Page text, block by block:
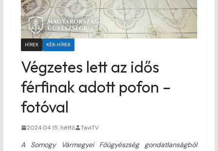
HÍREK KÉK-HÍREK
Végzetes lett az idős
férfinak adott pofon –
fotóval
2024.04.15. hétfő TaviTV
A Somogy Vármegyei Főügyészség gondatlanságból